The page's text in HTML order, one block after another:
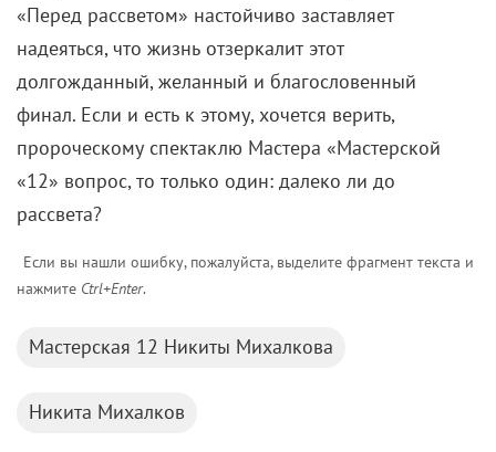
«Перед рассветом» настойчиво заставляет
надеяться, что жизнь отзеркалит этот
долгожданный, желанный и благословенный
финал. Если и есть к этому, хочется верить,
пророческому спектаклю Мастера «Мастерской
«12» вопрос, то только один: далеко ли до
рассвета?
Если вы нашли ошибку, пожалуйста, выделите фрагмент текста и
нажмите Ctrl+Enter.
Мастерская 12 Никиты Михалкова
Никита Михалков